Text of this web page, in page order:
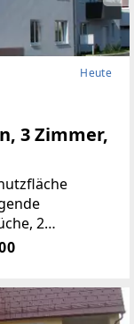
Heute
3 Zimmer,
2
LoggiaMiete €